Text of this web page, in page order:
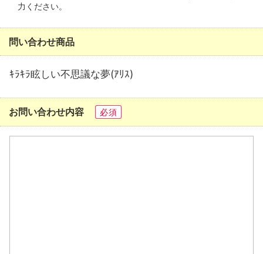
力ください。
問い合わせ商品
ｷﾗｷﾗ眩しい不思議な夢(ｱﾘｽ)
お問い合わせ内容 必須